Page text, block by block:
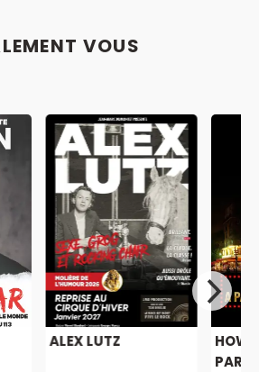
VOUS
ALEX LUTZ
HOW